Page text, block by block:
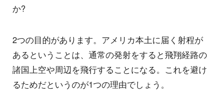
か?
2つの目的があります。アメリカ本土に届く射程が
あるということは、通常の発射をすると飛翔経路の
諸国上空や周辺を飛行することになる。これを避け
るためだというのが1つの理由でしょう。